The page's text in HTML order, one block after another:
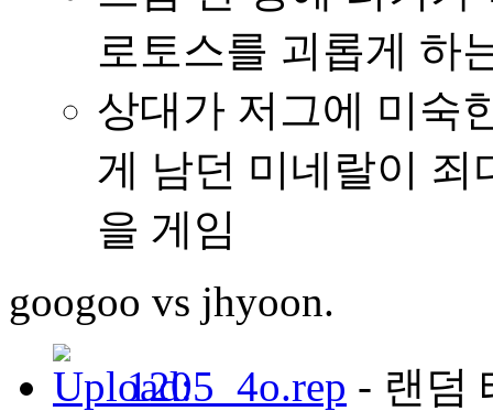
로토스를 괴롭게 하
상대가 저그에 미숙
게 남던 미네랄이 죄
을 게임
googoo vs jhyoon.
1205_4o.rep - 랜덤